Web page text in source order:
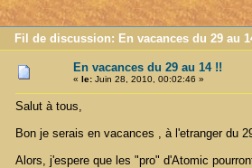
Fil de discussion: En vacances du 29 au
En vacances du 29 au 14 !!
« le:Juin 28, 2010, 00:02:46 »
Salut à tous,
Bon je serais en vacances , à l'etranger du
Alors, j'espere que les "pro" d'Atomic